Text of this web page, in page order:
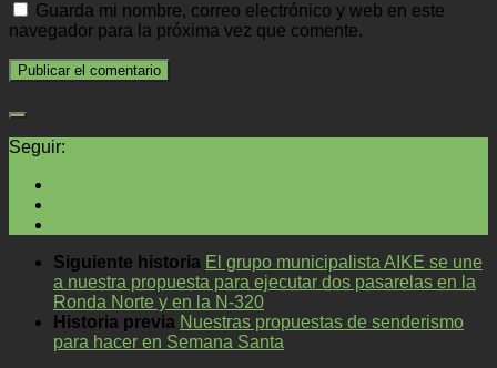
Guarda mi nombre, correo electrónico y web en este
navegador para la próxima vez que comente.
Seguir:
Siguiente historia El grupo municipalista AIKE se une
a nuestra propuesta para ejecutar dos pasarelas en la
Ronda Norte y en la N-320
Historia previa Nuestras propuestas de senderismo
para hacer en Semana Santa